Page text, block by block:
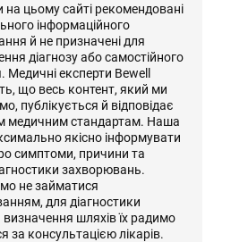
на цьому сайті рекомендовані
інформаційного
й не призначені для
діагнозу або самостійного
Медичні експерти Bewell
що весь контент, який ми
публікується й відповідає
медичним стандартам. Наша
якісно інформувати
симптоми, причини та
захворювань.
не займатися
для діагностики
шляхів їх радимо
за консультацією лікарів.